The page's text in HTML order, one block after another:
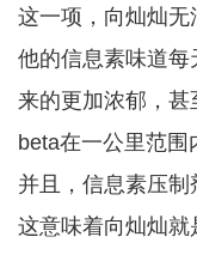
这一项，向灿灿无
他的信息素味道每
来的更加浓郁，
beta在一公里范围
并且，信息素压制
这意味着向灿灿就